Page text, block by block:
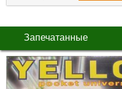
Запечатанные